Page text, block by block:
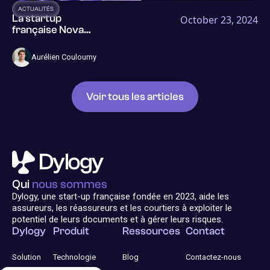
ACTUALITÉS
La startup
française Novaa
Dylogy et lève 1,2
M€ pour aider les
mieux traiter
leurs documents
et leurs risques
October 23, 2024
Aurélien Couloumy
Voir tous les articles
Dylogy
Solution
Produit
Technologie
Ressources
Blog
Contact
Contactez-nous
Qui nous sommes
Dylogy, une start-up française fondée en 2023, aide les
assureurs, les réassureurs et les courtiers à exploiter le
potentiel de leurs documents et à gérer leurs risques.